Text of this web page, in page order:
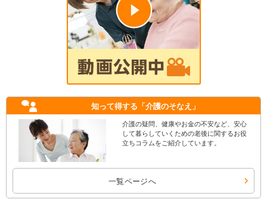
知って得する 「介護のそなえ」
介護の疑問、健康やお金の不安など、安心
して暮らしていくための老後に関するお役
立ちコラムをご紹介しています。
一覧ページへ